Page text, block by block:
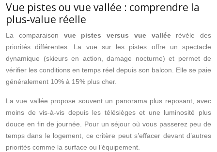
Vue pistes ou vue vallée : comprendre la
plus-value réelle
La comparaison vue pistes versus vue valléerévèle des
priorités différentes. La vue sur les pistes offre un spectacle
dynamique (skieurs en action, damage nocturne) et permet de
vérifier les conditions en temps réel depuis son balcon. Elle se paie
généralement 10% à 15% plus cher.
La vue vallée propose souvent un panorama plus reposant, avec
moins de vis-à-vis depuis les télésièges et une luminosité plus
douce en fin de journée. Pour un séjour où vous passerez peu de
temps dans le logement, ce critère peut s’effacer devant d’autres
priorités comme la surface ou l’équipement.